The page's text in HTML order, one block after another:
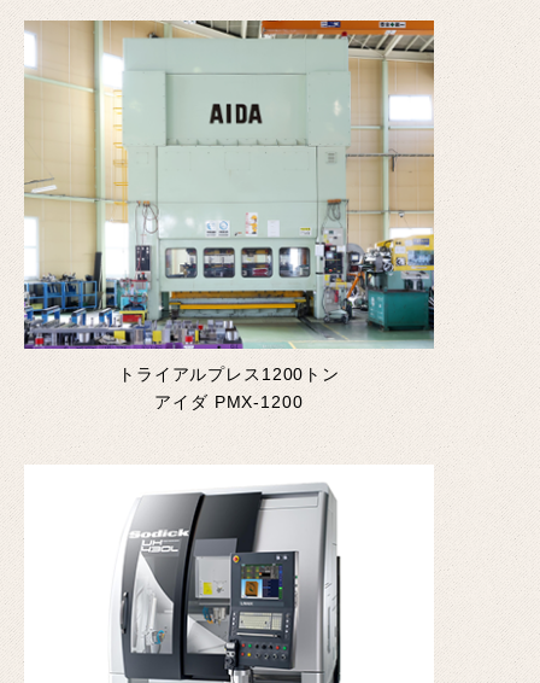
トライアルプレス1200トン
アイダ PMX-1200